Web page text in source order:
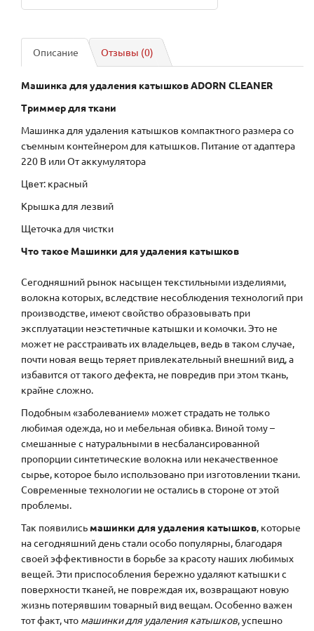
Описание Отзывы (0)
Машинка для удаления катышков ADORN CLEANER
Триммер для ткани
Машинка для удаления катышков компактного размера со
съемным контейнером для катышков. Питание от адаптера
220 В или От аккумулятора
Цвет: красный
Крышка для лезвий
Щеточка для чистки
Что такое Машинки для удаления катышков
Сегодняшний рынок насыщен текстильными изделиями,
волокна которых, вследствие несоблюдения технологий при
производстве, имеют свойство образовывать при
эксплуатации неэстетичные катышки и комочки. Это не
может не расстраивать их владельцев, ведь в таком случае,
почти новая вещь теряет привлекательный внешний вид, а
избавится от такого дефекта, не повредив при этом ткань,
крайне сложно.
Подобным «заболеванием» может страдать не только
любимая одежда, но и мебельная обивка. Виной тому –
смешанные с натуральными в несбалансированной
пропорции синтетические волокна или некачественное
сырье, которое было использовано при изготовлении ткани.
Современные технологии не остались в стороне от этой
проблемы.
Так появились машинки для удаления катышков, которые
на сегодняшний день стали особо популярны, благодаря
своей эффективности в борьбе за красоту наших любимых
вещей. Эти приспособления бережно удаляют катышки с
поверхности тканей, не повреждая их, возвращают новую
жизнь потерявшим товарный вид вещам. Особенно важен
тот факт, что машинки для удаления катышков, успешно